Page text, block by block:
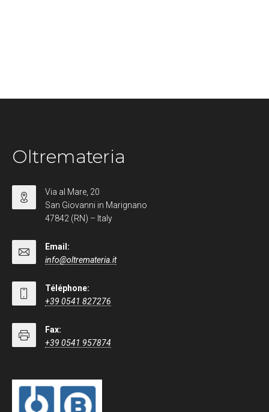
Oltremateria
Via al Mare, 20
San Giovanni in Marignano
47842 (RN) – Italy
Email:
info@oltremateria.it
Téléphone:
+39 0541 827276
Fax:
+39 0541 957874